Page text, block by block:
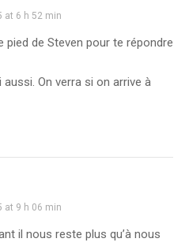
at 6 h 52 min
pied de Steven pour te répondre
On verra si on arrive à
at 9 h 06 min
il nous reste plus qu’à nous